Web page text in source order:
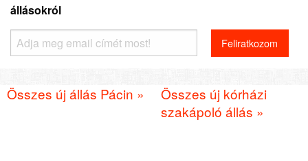
állásokról
Összes új állás Pácin »
Összes új kórházi
szakápoló állás »